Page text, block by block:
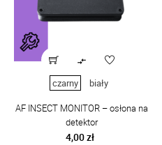

czarny
biały
AF INSECT MONITOR – osłona na
detektor
Cena
4,00 zł